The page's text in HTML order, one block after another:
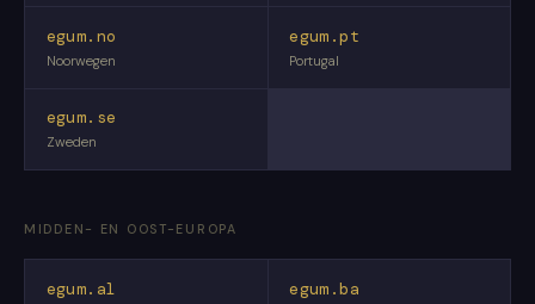
egum.no
Noorwegen
egum.pt
Portugal
egum.se
Zweden
MIDDEN- EN OOST-EUROPA
egum.al egum.ba